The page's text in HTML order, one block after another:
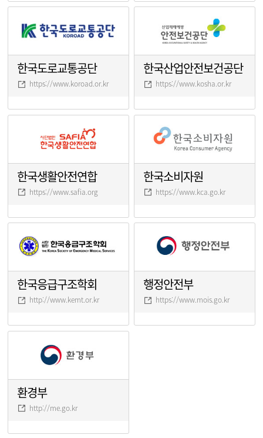
한국도로교통공단
https://www.koroad.or.kr
한국산업안전보건공단
https://www.kosha.or.kr
한국생활안전연합
https://www.safia.org
한국소비자원
https://www.kca.go.kr
한국응급구조학회
http://www.kemt.or.kr
행정안전부
https://www.mois.go.kr
환경부
http://me.go.kr